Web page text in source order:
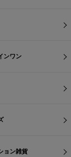
ンワン
ョン雑貨